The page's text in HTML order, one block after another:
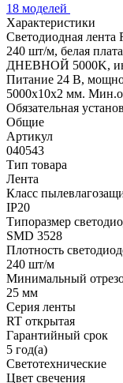
18 моделей
Характеристики
Светодиодная
240 шт/м, белая
ДНЕВНОЙ 5000K,
Питание 24 В,
5000x10x2 мм.
Обязательная
Общие
Артикул
040543
Тип товара
Лента
Класс
IP20
Типоразмер
SMD 3528
Плотность
240 шт/м
Минимальный
25 мм
Серия ленты
RT открытая
Гарантийный срок
5 год(а)
Светотехнические
Цвет свечения